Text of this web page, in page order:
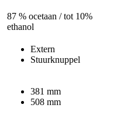
87 % ocetaan / tot 10%
ethanol
Extern
Stuurknuppel
381 mm
508 mm